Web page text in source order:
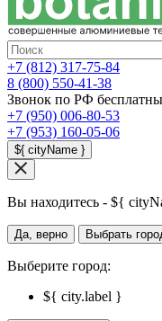
+7 (812) 317-75-84
8 (800) 550-41-38
Звонок по РФ
+7 (950) 006-80-53
+7 (953) 160-05-06
${ cityName }
Вы находитесь - ${
Да, верно Выбрать
Выберите город:
${ city.label }